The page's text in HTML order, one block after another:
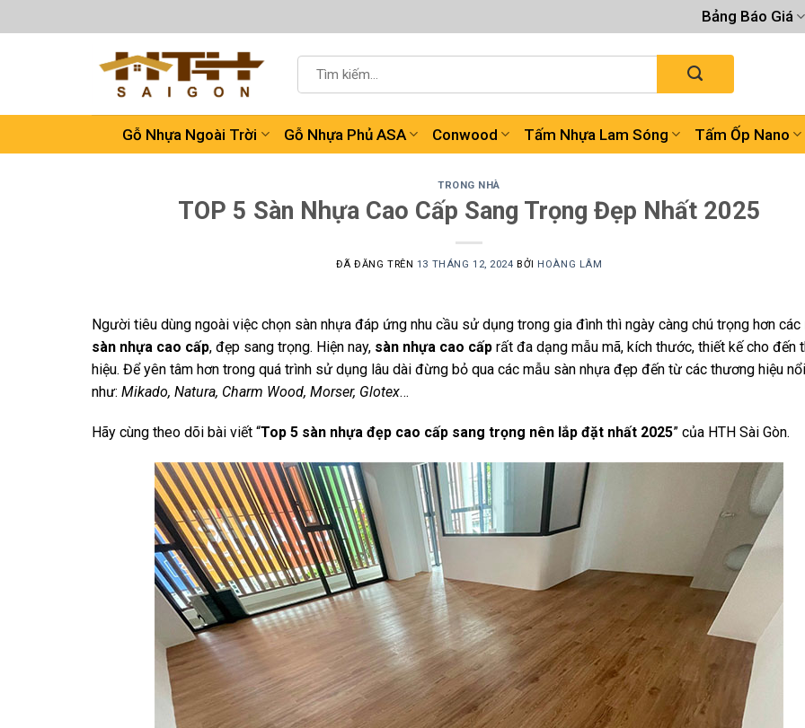
đến
Bảng Báo Giá
kiếm:
Gỗ Nhựa Ngoài Trời Gỗ Nhựa Phủ ASA Conwood Tấm Nhựa Lam Sóng Tấm Ốp Nano
TRONG NHÀ
TOP 5 Sàn Nhựa Cao Cấp Sang Trọng Đẹp Nhất 2025
ĐÃ ĐĂNG TRÊN 13 THÁNG 12, 2024 BỞI HOÀNG LÂM
Người tiêu dùng ngoài việc chọn sàn nhựa đáp ứng nhu cầu sử dụng trong gia đình thì ngày càng chú trọng hơn các
sàn nhựa cao cấp, đẹp sang trọng. Hiện nay, sàn nhựa cao cấp rất đa dạng mẫu mã, kích thước, thiết kế cho đến
hiệu. Để yên tâm hơn trong quá trình sử dụng lâu dài đừng bỏ qua các mẫu sàn nhựa đẹp đến từ các thương hiệu
như: Mikado, Natura, Charm Wood, Morser, Glotex…
Hãy cùng theo dõi bài viết “Top 5 sàn nhựa đẹp cao cấp sang trọng nên lắp đặt nhất 2025” của HTH Sài Gòn.